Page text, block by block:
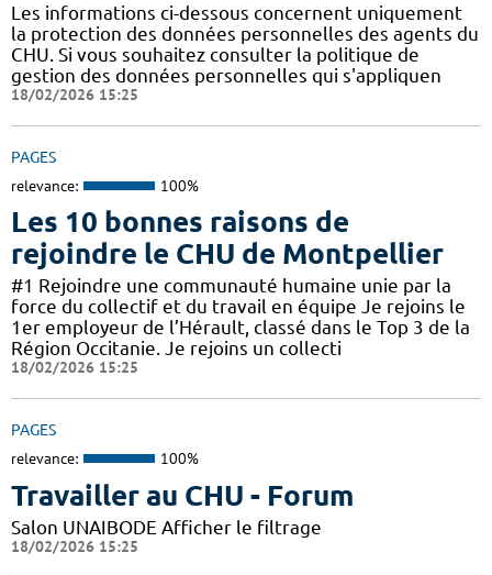
Les informations ci-dessous concernent uniquement
la protection des données personnelles des agents du
CHU. Si vous souhaitez consulter la politique de
gestion des données personnelles qui s'appliquen
18/02/2026 15:25
PAGES
relevance: 100%
Les 10 bonnes raisons de
rejoindre le CHU de Montpellier
#1 Rejoindre une communauté humaine unie par la
force du collectif et du travail en équipe Je rejoins le
1er employeur de l’Hérault, classé dans le Top 3 de la
Région Occitanie. Je rejoins un collecti
18/02/2026 15:25
PAGES
relevance: 100%
Travailler au CHU - Forum
Salon UNAIBODE Afficher le filtrage
18/02/2026 15:25